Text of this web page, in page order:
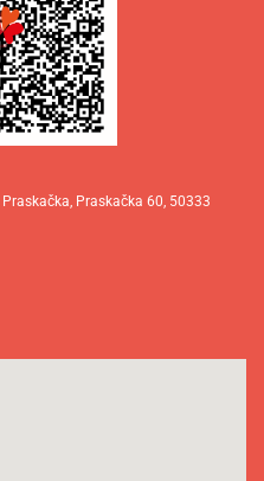
Praskačka 60, 50333